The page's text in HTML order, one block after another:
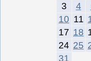
3
4
10 11
17 18
24 25
31